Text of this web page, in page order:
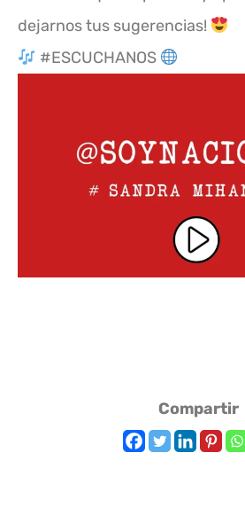
dejarnos tus sugerencias!
#ESCUCHANOS
Compartir